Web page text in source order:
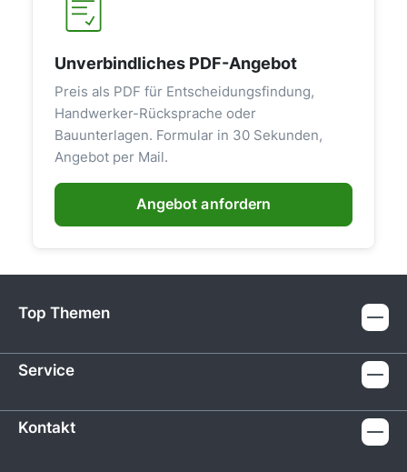
Unverbindliches PDF-Angebot
Preis als PDF für Entscheidungsfindung,
Handwerker-Rücksprache oder
Bauunterlagen. Formular in 30 Sekunden,
Angebot per Mail.
Angebot anfordern
Top Themen
Service
Kontakt